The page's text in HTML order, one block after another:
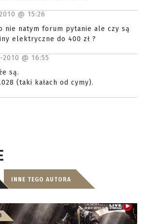
@ 15:26
nie natym forum pytanie ale czy są
elektryczne do 400 zł ?
2010 @ 16:55
są.
(taki kałach od cymy).
INNE TEGO AUTORA